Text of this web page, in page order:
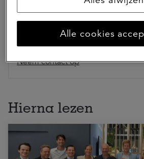
Rianne Heuker
Rianne is marketing &
real assets.
Neem contact op
Hierna lezen
Alle cookies